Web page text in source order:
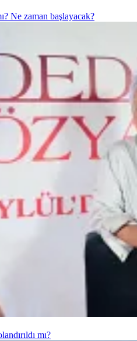
Ne zaman başlayacak?
mı?